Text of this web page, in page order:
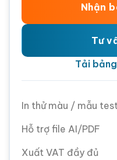
Nhận
Tư
Tải
In thử màu / mẫu test
Hỗ trợ file AI/PDF
Xuất VAT đầy đủ